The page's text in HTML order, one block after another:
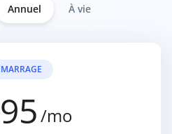
Annuel À vie
/mo